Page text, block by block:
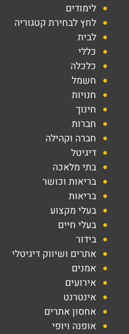
לימודים
לחץ לבחירת קטגוריה
לבית
כללי
כלכלה
חשמל
חנויות
חינוך
חברות
חברה וקהילה
דיגיטל
בתי מלאכה
בריאות וכושר
בריאות
בעלי מקצוע
בעלי חיים
בידור
אתרים ושיווק דיגיטלי
אמנים
אירועים
אינטרנט
אחסון אתרים
אופנה ויופי